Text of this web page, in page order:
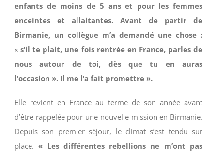
enfants de moins de 5 ans et pour les femmes
enceintes et allaitantes. Avant de partir de
Birmanie, un collègue m’a demandé une chose :
«s’il te plait, une fois rentrée en France, parles de
nous autour de toi, dès que tu en auras
l’occasion ». Il me l’a fait promettre ».
Elle revient en France au terme de son année avant
d’être rappelée pour une nouvelle mission en Birmanie.
Depuis son premier séjour, le climat s’est tendu sur
place.« Les différentes rebellions ne m’ont pas